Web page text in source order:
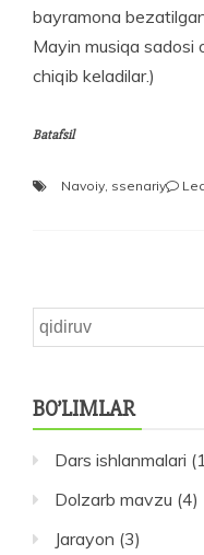
bayramona
Mayin musiqa sadosi
chiqib keladilar.)
Batafsil
Navoiy, ssenariy
Qidirshish:
BO’LIMLAR
Dars ishlanmalari
Dolzarb mavzu (4)
Jarayon (3)